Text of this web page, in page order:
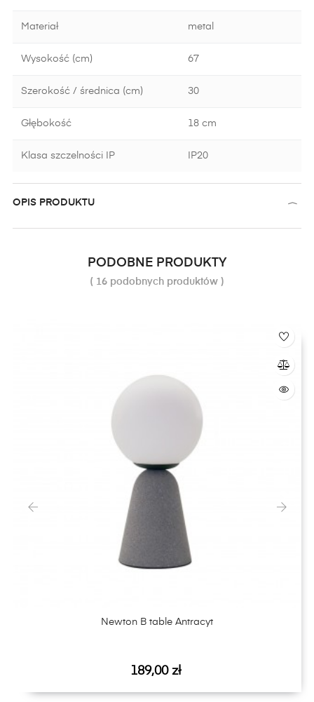
Materiał metal
Wysokość (cm) 67
Szerokość / średnica (cm) 30
Głębokość 18 cm
Klasa szczelności IP IP20
OPIS PRODUKTU
PODOBNE PRODUKTY
( 16 podobnych produktów )
Newton B table Antracyt
Cena
189,00 zł